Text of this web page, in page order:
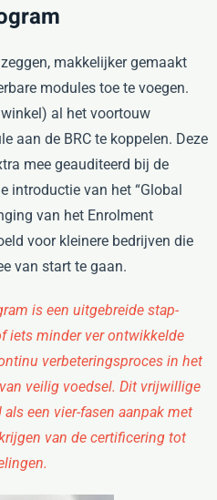
makkelijker gemaakt
modules toe te voegen.
al het voortouw
aan de BRC te koppelen. Deze
mee geauditeerd bij de
introductie van het “Global
van het Enrolment
voor kleinere bedrijven die
van start te gaan.
is een uitgebreide stap-
iets minder ver ontwikkelde
verbeteringsproces in het
veilig voedsel. Dit vrijwillige
een vier-fasen aanpak met
van de certificering tot